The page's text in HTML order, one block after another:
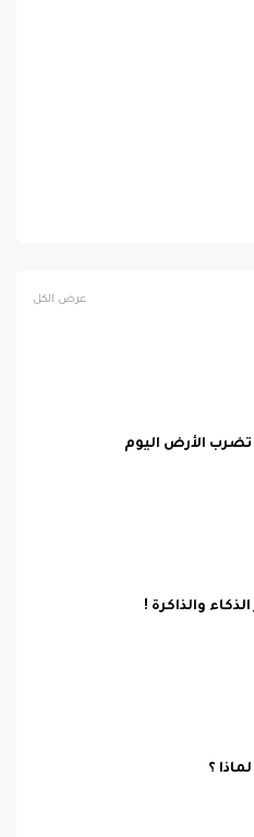
عرض الكل
الأرض اليوم
والذاكرة !
؟